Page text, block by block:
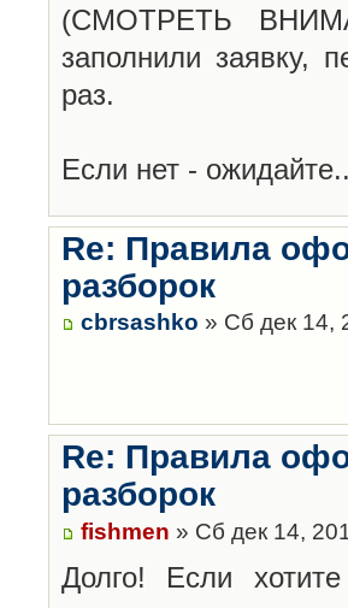
(СМОТРЕТЬ
заполнили заявку,
раз.
Если нет -
Re: Правила
разборок
cbrsashko » Сб дек 14,
Re: Правила
разборок
fishmen » Сб дек 14,
Долго! Если